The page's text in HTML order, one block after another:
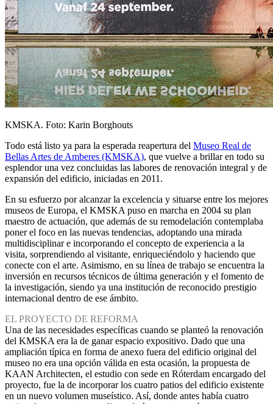
KMSKA. Foto: Karin Borghouts
Todo está listo ya para la esperada reapertura del Museo Real de
Bellas Artes de Amberes (KMSKA), que vuelve a brillar en todo su
esplendor una vez concluidas las labores de renovación integral y de
expansión del edificio, iniciadas en 2011.
En su esfuerzo por alcanzar la excelencia y situarse entre los mejores
museos de Europa, el KMSKA puso en marcha en 2004 su plan
maestro de actuación, que además de su remodelación contemplaba
poner el foco en las nuevas tendencias, adoptando una mirada
multidisciplinar e incorporando el concepto de experiencia a la
visita, sorprendiendo al visitante, enriqueciéndolo y haciendo que
conecte con el arte. Asimismo, en su línea de trabajo se encuentra la
inversión en recursos técnicos de última generación y el fomento de
la investigación, siendo ya una institución de reconocido prestigio
internacional dentro de ese ámbito.
EL PROYECTO DE REFORMA
Una de las necesidades específicas cuando se planteó la renovación
del KMSKA era la de ganar espacio expositivo. Dado que una
ampliación típica en forma de anexo fuera del edificio original del
museo no era una opción válida en esta ocasión, la propuesta de
KAAN Architecten, el estudio con sede en Róterdam encargado del
proyecto, fue la de incorporar los cuatro patios del edificio existente
en un nuevo volumen museístico. Así, donde antes había cuatro